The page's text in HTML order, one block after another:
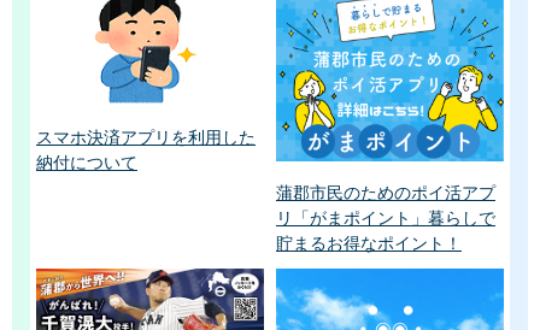
スマホ決済アプリを利用した
納付について
蒲郡市民のためのポイ活アプ
リ「がまポイント」暮らしで
貯まるお得なポイント！